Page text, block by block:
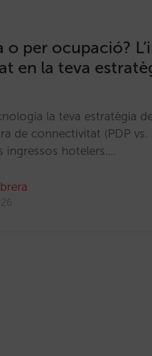
o per ocupació?
en la teva
la teva estratègia
de connectivitat (PDP vs.
ingressos hotelers.…